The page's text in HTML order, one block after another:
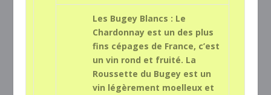
Les Bugey Blancs : Le
Chardonnay est un des plus
fins cépages de France, c’est
un vin rond et fruité. La
Roussette du Bugey est un
vin légèrement moelleux et